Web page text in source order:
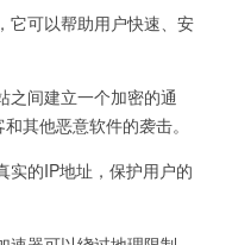
可以帮助用户快速、安
间建立一个加密的通
其他恶意软件的袭击。
的IP地址，保护用户的